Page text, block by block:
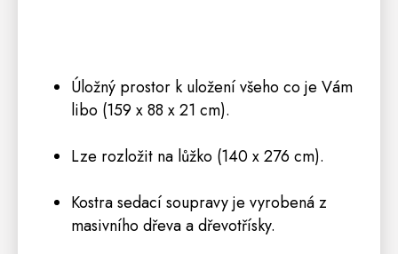
Úložný prostor k uložení všeho co je Vám
libo (159 x 88 x 21 cm).
Lze rozložit na lůžko (140 x 276 cm).
Kostra sedací soupravy je vyrobená z
masivního dřeva a dřevotřísky.